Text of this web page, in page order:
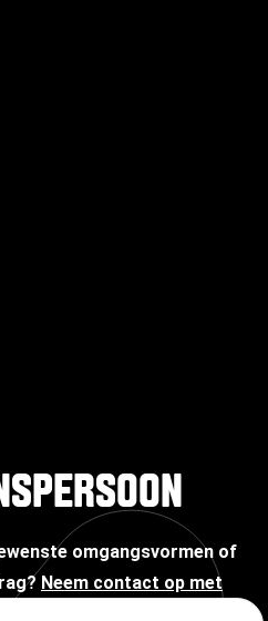
omgangsvormen of
Neem contact op met